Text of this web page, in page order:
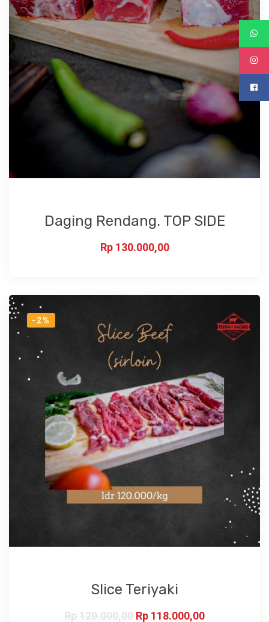
Daging Rendang. TOP SIDE
Rp130.000,00
-2%
Slice Teriyaki
Rp120.000,00 Rp 118.000,00